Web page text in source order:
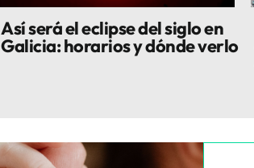
Así será el eclipse del siglo en
Galicia: horarios y dónde verlo